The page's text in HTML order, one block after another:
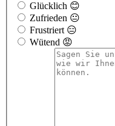
Glücklich 😊
Zufrieden 😐
Frustriert 😑
Wütend 😡